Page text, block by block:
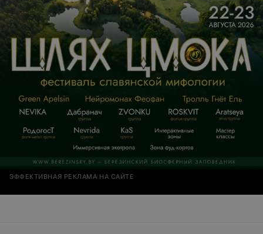
ЭФФЕКТИВНАЯ РЕКЛАМА НА САЙТЕ